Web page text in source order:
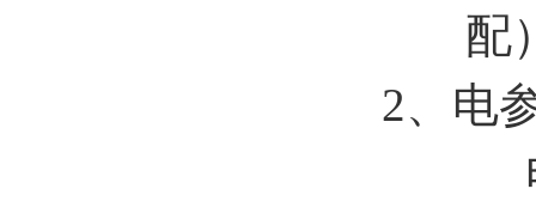
配
2、电